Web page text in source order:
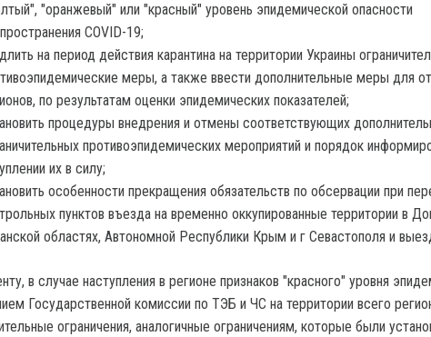
"оранжевый" или "красный" уровень эпидемической опасности
СОVID-19;
на период действия карантина на территории Украины
меры, а также ввести дополнительные меры для
по результатам оценки эпидемических показателей;
процедуры внедрения и отмены соответствующих
противоэпидемических мероприятий и порядок
их в силу;
особенности прекращения обязательств по обсервации при
пунктов въезда на временно оккупированные территории в
областях, Автономной Республики Крым и г Севастополя и
в случае наступления в регионе признаков "красного" уровня
Государственной комиссии по ТЭБ и ЧС на территории всего
ограничения, аналогичные ограничениям, которые были